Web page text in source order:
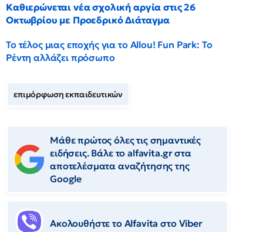
Καθιερώνεται νέα σχολική αργία στις 26
Οκτωβρίου με Προεδρικό Διάταγμα
Το τέλος μιας εποχής για το Allou! Fun Park: Το
Ρέντη αλλάζει πρόσωπο
επιμόρφωση εκπαιδευτικών
Μάθε πρώτος όλες τις σημαντικές
ειδήσεις. Βάλε το alfavita.gr στα
αποτελέσματα αναζήτησης της
Google
Ακολουθήστε το Αlfavita στο Viber